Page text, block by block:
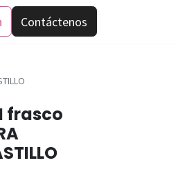
Contáctenos
frasco